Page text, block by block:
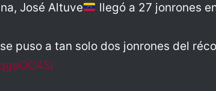
José Altuve
llegó a 27 jonrones
puso a tan solo dos jonrones del